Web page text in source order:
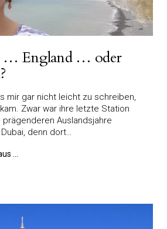
… England … oder
mir gar nicht leicht zu schreiben,
Zwar war ihre letzte Station
prägenderen Auslandsjahre
denn dort…
...